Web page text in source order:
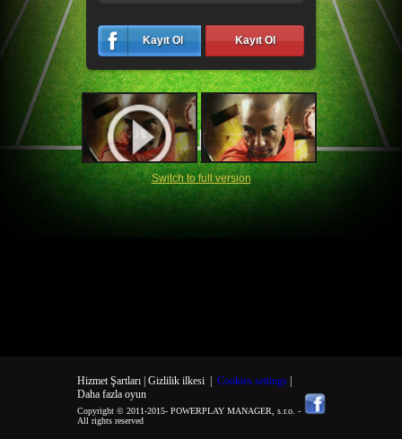
Kayıt Ol Kayıt Ol
Switch to full version
Hizmet Şartları | Gizlilik ilkesi| Cookies settings
Daha fazla oyun
Copyright © 2011-2015- POWERPLAY MANAGER, s.r.o. -
All rights reserved